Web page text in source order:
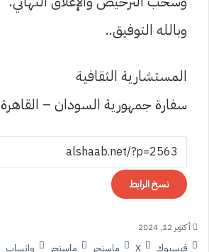
وبالله التوفيق..
المستشارية الثقافية
سفارة جمهورية السودان – القاهرة
نسخ الرابط
أكتوبر 12, 2024
فيسبوك ‫X ماسنجر ماسنجر واتساب